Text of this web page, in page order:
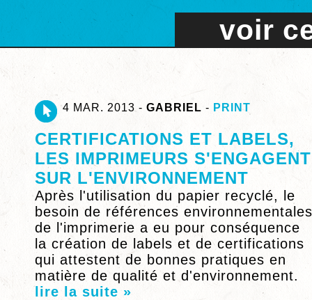
voir
4 MAR. 2013 - GABRIEL - PRINT
CERTIFICATIONS ET LABELS,
LES IMPRIMEURS S'ENGAGENT
SUR L'ENVIRONNEMENT
Après l'utilisation du papier recyclé, le
besoin de références environnementales
de l'imprimerie a eu pour conséquence
la création de labels et de certifications
qui attestent de bonnes pratiques en
matière de qualité et d'environnement.
lire la suite »